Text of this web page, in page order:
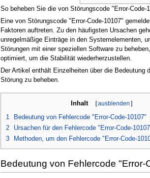
So beheben Sie die von Störungscode "Error-Code-
Eine von Störungscode "Error-Code-10107"
Faktoren auftreten. Zu den häufigsten Ursachen
unregelmäßige Einträge in den Systemelementen,
Störungen mit einer speziellen Software zu
optimiert, um die Stabilität wiederherzustellen.
Der Artikel enthält Einzelheiten über die
Störung zu beheben.
Inhalt [ ausblenden ]
1
Bedeutung von Fehlercode "Error-Code-10107"
2
Ursachen für den Fehlercode "Error-Code-
3
Methoden, um den Fehlercode "Error-Code-
Bedeutung von Fehlercode "Error-